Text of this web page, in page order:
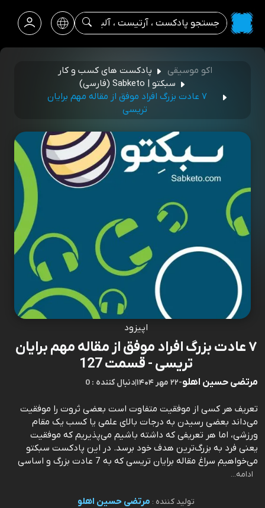
اکو موسیقی
پادکست‌ های کسب‌ و کار
سبکتو | Sabketo (فارسی)
۷ عادت بزرگ افراد موفق از مقاله مهم برایان
تریسی
اپیزود
۷ عادت بزرگ افراد موفق از مقاله مهم برایان
تریسی - قسمت 127
مرتضی حسین اهلو-۲۲ مهر ۱۴۰۴ |0 : دنبال کننده
تعریف هر کسی از موفقیت متفاوت است بعضی ثروت را موفقیت
می‌داند بعضی رسیدن به درجات بالای علمی یا کسب یک مقام
ورزشی، اما هر تعریفی که داشته باشیم می‌پذیریم که موفقیت
یعنی فرد به بزرگ‌ترین هدف خود برسد. در این پادکست سبکتو
می‌خواهیم سراغ مقاله برایان تریسی که به 7 عادت بزرگ و اساسی
ادامه...
تولید کننده : مرتضی حسین اهلو